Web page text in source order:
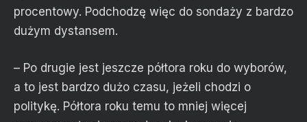
procentowy. Podchodzę więc do sondaży z bardzo
dużym dystansem.
– Po drugie jest jeszcze półtora roku do wyborów,
a to jest bardzo dużo czasu, jeżeli chodzi o
politykę. Półtora roku temu to mniej więcej